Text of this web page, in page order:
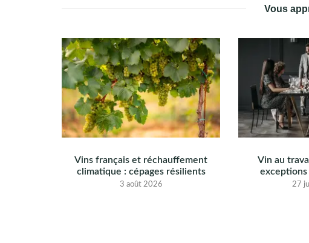
Vous
Vins français et réchauffement
climatique : cépages résilients
3 août 2026
Vin au
27